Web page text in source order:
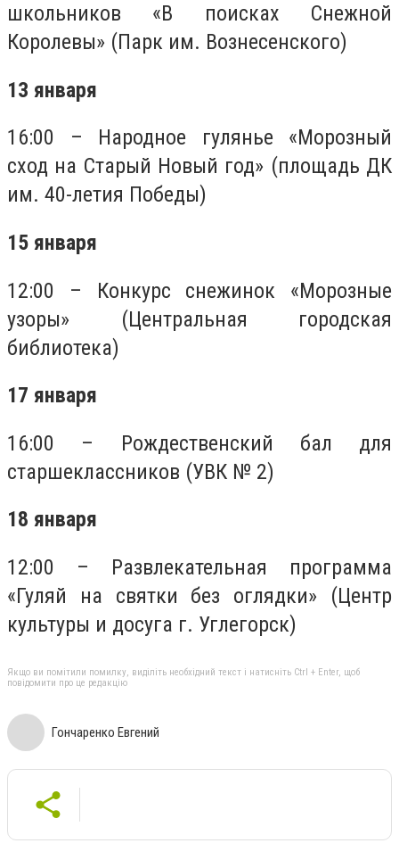
школьников «В поисках Снежной
Королевы» (Парк им. Вознесенского)
13 января
16:00 – Народное гулянье «Морозный
сход на Старый Новый год» (площадь ДК
им. 40-летия Победы)
15 января
12:00 – Конкурс снежинок «Морозные
узоры» (Центральная городская
библиотека)
17 января
16:00 – Рождественский бал для
старшеклассников (УВК № 2)
18 января
12:00 – Развлекательная программа
«Гуляй на святки без оглядки» (Центр
культуры и досуга г. Углегорск)
Якщо ви помітили помилку, виділіть необхідний текст і натисніть Ctrl + Enter, щоб
повідомити про це редакцію
Гончаренко Евгений